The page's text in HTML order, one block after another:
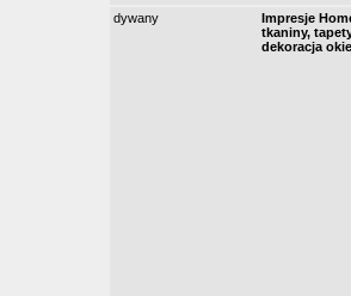
dywany
Impresje
tkaniny,
dekoracja